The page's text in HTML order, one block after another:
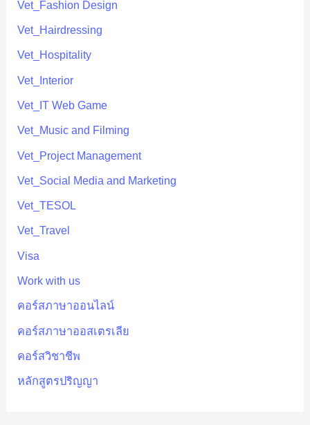
Vet_Fashion Design
Vet_Hairdressing
Vet_Hospitality
Vet_Interior
Vet_IT Web Game
Vet_Music and Filming
Vet_Project Management
Vet_Social Media and Marketing
Vet_TESOL
Vet_Travel
Visa
Work with us
คอร์สภาษาออนไลน์
คอร์สภาษาออสเตรเลีย
คอร์สวิชาชีพ
หลักสูตรปริญญา